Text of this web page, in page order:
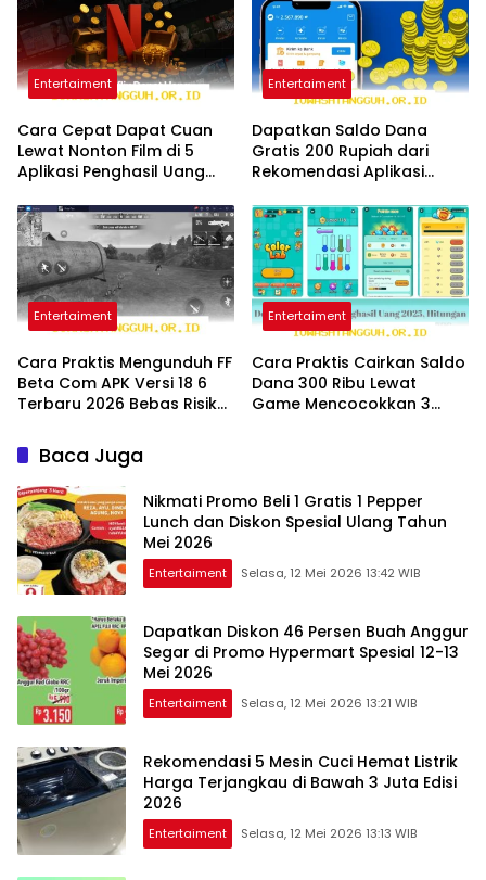
Entertaiment
Cara Cepat Dapat Cuan
Lewat Nonton Film di 5
Aplikasi Penghasil Uang
Entertaiment
Dapatkan Saldo Dana
Gratis 200 Rupiah dari
Rekomendasi Aplikasi
Entertaiment
Cara Praktis Mengunduh FF
Beta Com APK Versi 18 6
Terbaru 2026 Bebas Risiko
Entertaiment
Cara Praktis Cairkan Saldo
Dana 300 Ribu Lewat
Game Mencocokkan 3
Baca Juga
Nikmati Promo Beli 1 Gratis 1 Pepper
Lunch dan Diskon Spesial Ulang Tahun
Mei 2026
Entertaiment Selasa, 12 Mei 2026 13:42 WIB
Dapatkan Diskon 46 Persen Buah Anggur
Segar di Promo Hypermart Spesial 12-13
Mei 2026
Entertaiment Selasa, 12 Mei 2026 13:21 WIB
Rekomendasi 5 Mesin Cuci Hemat Listrik
Harga Terjangkau di Bawah 3 Juta Edisi
2026
Entertaiment Selasa, 12 Mei 2026 13:13 WIB